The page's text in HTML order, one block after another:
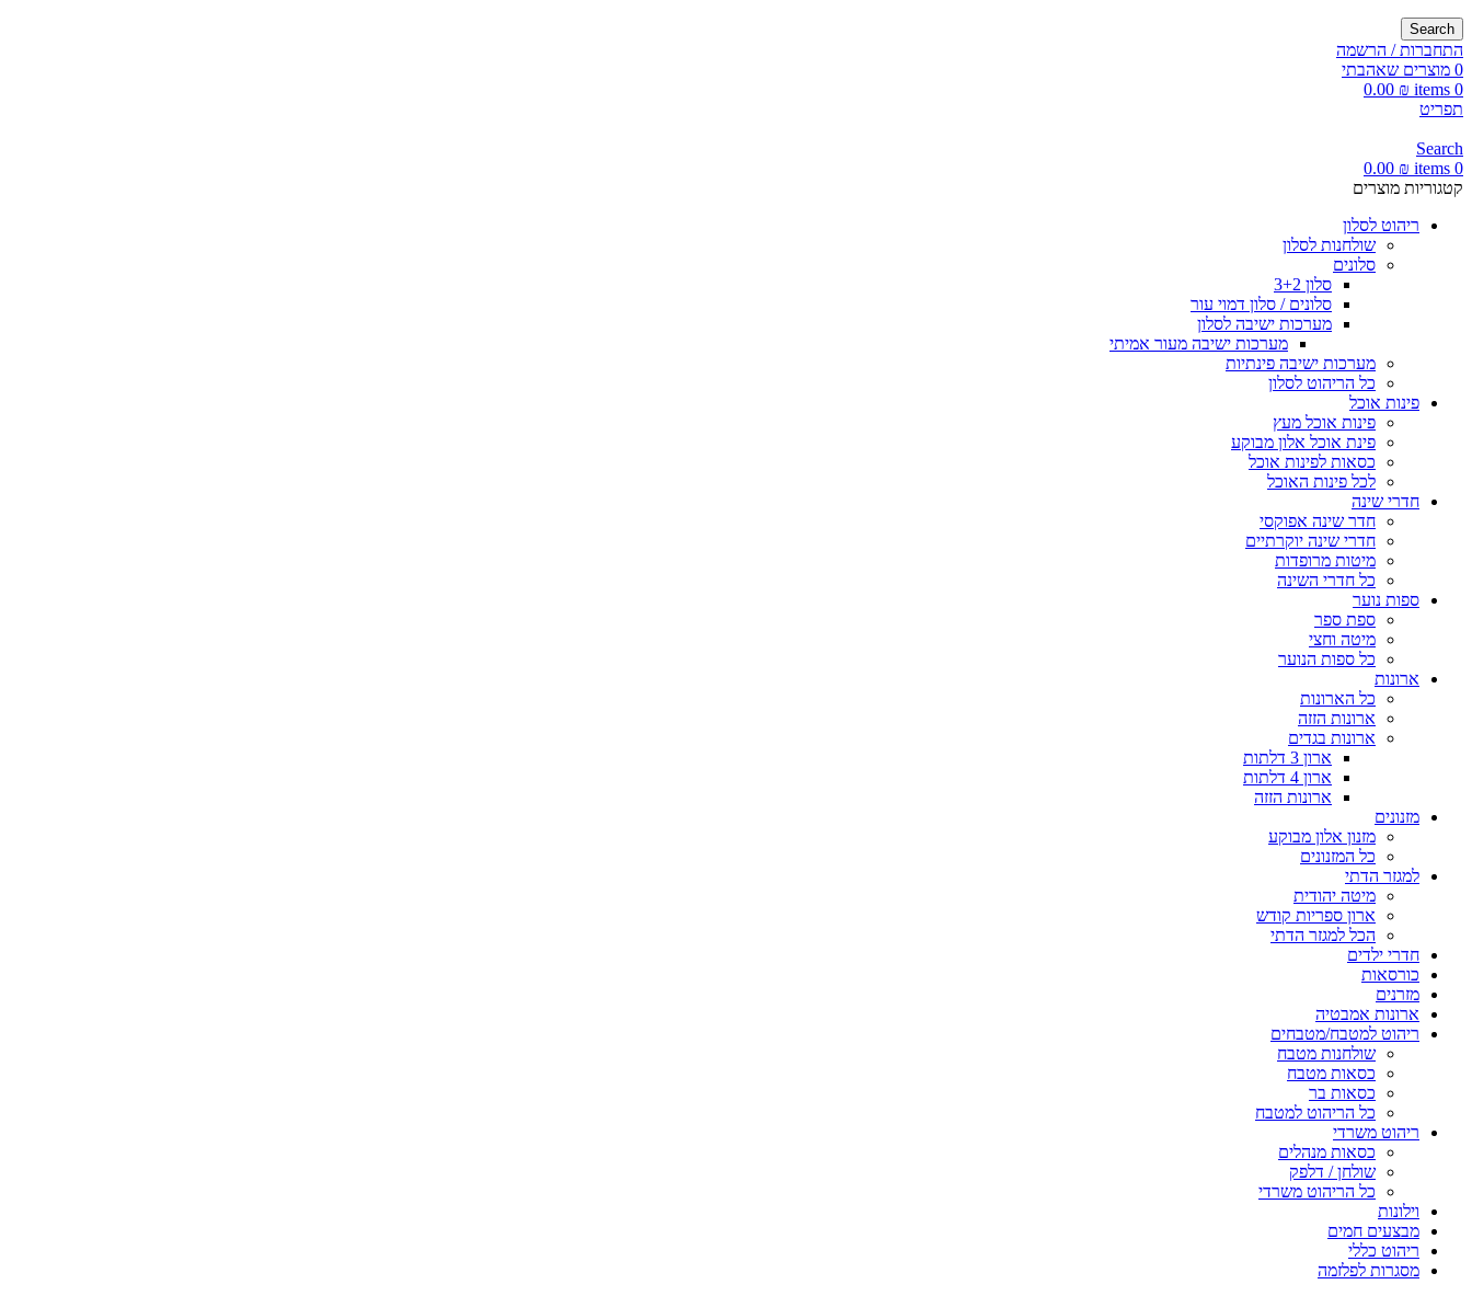
Search
התחברות / הרשמה
0 מוצרים שאהבתי
0
items
0.00 ₪
תפריט
Search
0
items
0.00 ₪
קטגוריות מוצרים
ריהוט לסלון
שולחנות לסלון
סלונים
סלון 3+2
סלונים / סלון דמוי עור
מערכות ישיבה לסלון
מערכות ישיבה מעור אמיתי
מערכות ישיבה פינתיות
כל הריהוט לסלון
פינות אוכל
פינות אוכל מעץ
פינת אוכל אלון מבוקע
כסאות לפינות אוכל
לכל פינות האוכל
חדרי שינה
חדר שינה אפוקסי
חדרי שינה יוקרתיים
מיטות מרופדות
כל חדרי השינה
ספות נוער
ספת ספר
מיטה וחצי
כל ספות הנוער
ארונות
כל הארונות
ארונות הזזה
ארונות בגדים
ארון 3 דלתות
ארון 4 דלתות
ארונות הזזה
מזנונים
מזנון אלון מבוקע
כל המזנונים
למגזר הדתי
מיטה יהודית
ארון ספריות קודש
הכל למגזר הדתי
חדרי ילדים
כורסאות
מזרנים
ארונות אמבטיה
ריהוט למטבח/מטבחים
שולחנות מטבח
כסאות מטבח
כסאות בר
כל הריהוט למטבח
ריהוט משרדי
כסאות מנהלים
שולחן / דלפק
כל הריהוט משרדי
וילונות
מבצעים חמים
ריהוט כללי
מסגרות לפלזמה